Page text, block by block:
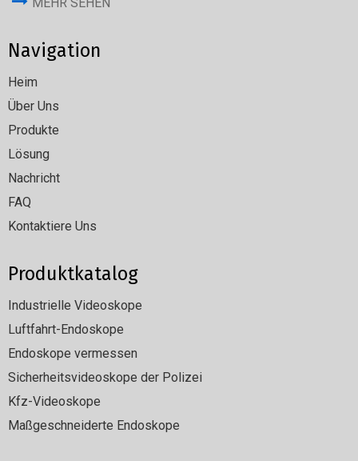
Navigation
Heim
Über Uns
Produkte
Lösung
Nachricht
FAQ
Kontaktiere Uns
Produktkatalog
Industrielle Videoskope
Luftfahrt-Endoskope
Endoskope vermessen
Sicherheitsvideoskope der Polizei
Kfz-Videoskope
Maßgeschneiderte Endoskope